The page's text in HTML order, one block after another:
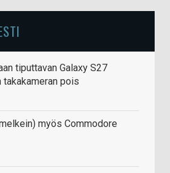
tiputtavan Galaxy S27
takakameran pois
myös Commodore